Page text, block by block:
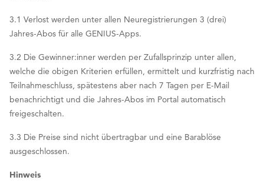
3.1 Verlost werden unter allen Neuregistrierungen 3 (drei)
Jahres-Abos für alle GENIUS-Apps.
3.2 Die Gewinner:inner werden per Zufallsprinzip unter allen,
welche die obigen Kriterien erfüllen, ermittelt und kurzfristig nach
Teilnahmeschluss, spätestens aber nach 7 Tagen per E-Mail
benachrichtigt und die Jahres-Abos im Portal automatisch
freigeschalten.
3.3 Die Preise sind nicht übertragbar und eine Barablöse
ausgeschlossen.
Hinweis